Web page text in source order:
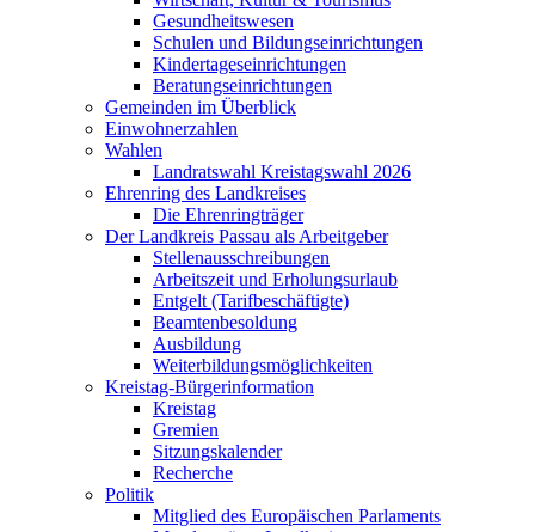
Gesundheitswesen
Schulen und Bildungseinrichtungen
Kindertageseinrichtungen
Beratungseinrichtungen
Gemeinden im Überblick
Einwohnerzahlen
Wahlen
Landratswahl Kreistagswahl 2026
Ehrenring des Landkreises
Die Ehrenringträger
Der Landkreis Passau als Arbeitgeber
Stellenausschreibungen
Arbeitszeit und Erholungsurlaub
Entgelt (Tarifbeschäftigte)
Beamtenbesoldung
Ausbildung
Weiterbildungsmöglichkeiten
Kreistag-Bürgerinformation
Kreistag
Gremien
Sitzungskalender
Recherche
Politik
Mitglied des Europäischen Parlaments